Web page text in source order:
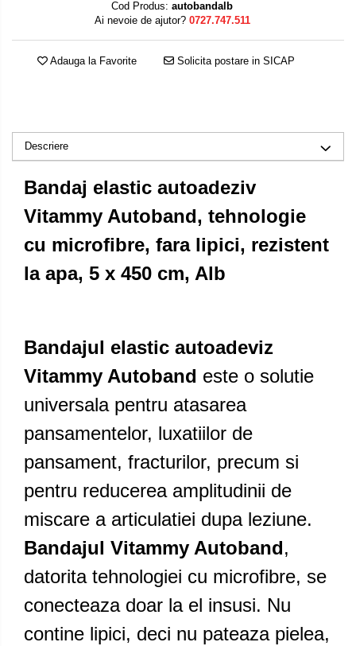
Cod Produs: autobandalb
Ai nevoie de ajutor? 0727.747.511
Adauga la Favorite Solicita postare in SICAP
Descriere
Bandaj elastic autoadeziv
Vitammy Autoband, tehnologie
cu microfibre, fara lipici, rezistent
la apa, 5 x 450 cm, Alb
Bandajul elastic autoadeviz
Vitammy Autoband este o solutie
universala pentru atasarea
pansamentelor, luxatiilor de
pansament, fracturilor, precum si
pentru reducerea amplitudinii de
miscare a articulatiei dupa leziune.
Bandajul Vitammy Autoband,
datorita tehnologiei cu microfibre, se
conecteaza doar la el insusi. Nu
contine lipici, deci nu pateaza pielea,